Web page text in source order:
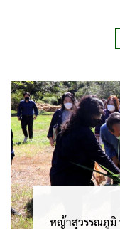
หญ้าสุวรรณภูมิ